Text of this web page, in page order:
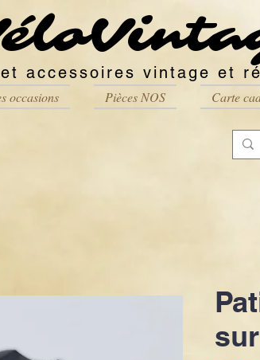
accessoires vintage et
occasions Pièces NOS Carte